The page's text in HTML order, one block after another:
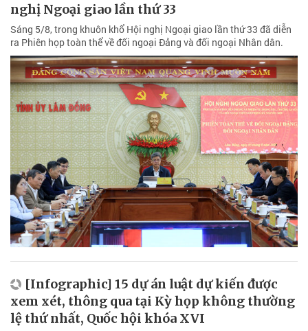
nghị Ngoại giao lần thứ 33
Sáng 5/8, trong khuôn khổ Hội nghị Ngoại giao lần thứ 33 đã diễn
ra Phiên họp toàn thể về đối ngoại Đảng và đối ngoại Nhân dân.
[Infographic] 15 dự án luật dự kiến được
xem xét, thông qua tại Kỳ họp không thường
lệ thứ nhất, Quốc hội khóa XVI